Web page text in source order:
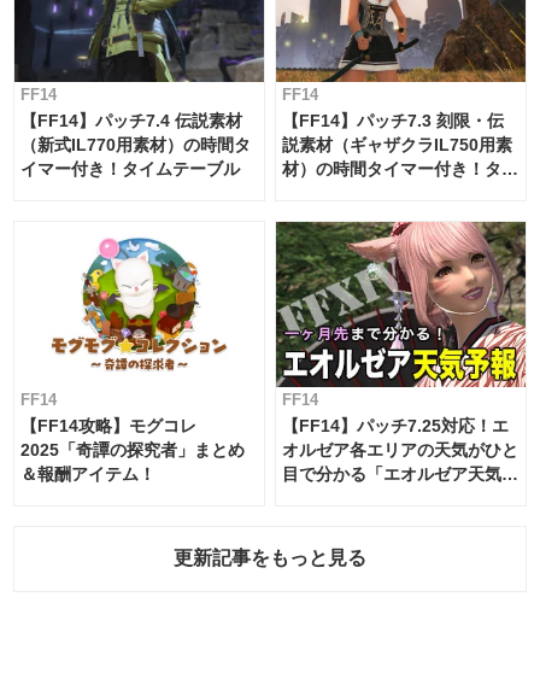
FF14
【FF14】パッチ7.4 伝説素材
（新式IL770用素材）の時間タ
イマー付き！タイムテーブル
FF14
【FF14】パッチ7.3 刻限・伝
説素材（ギャザクラIL750用素
材）の時間タイマー付き！タイ
FF14
【FF14攻略】モグコレ
2025「奇譚の探究者」まとめ
＆報酬アイテム！
FF14
【FF14】パッチ7.25対応！エ
オルゼア各エリアの天気がひと
目で分かる「エオルゼア天気予
更新記事をもっと見る